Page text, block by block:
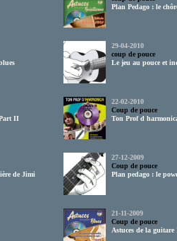
Plan Pedago : le
29-04-2010
coup de pouce
Le jeu au pouce et
II
22-02-2010
Coup de pouce
Ton Prof d
de Jimi
27-12-2009
Coup de pouce
Plan pedago : le
21-11-2009
Coup de pouce
Astuces de la